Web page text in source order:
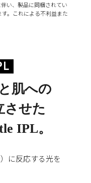
い、製品に同梱されてい
。これによる不利益また
肌への
させた
IPL。
に反応する光を